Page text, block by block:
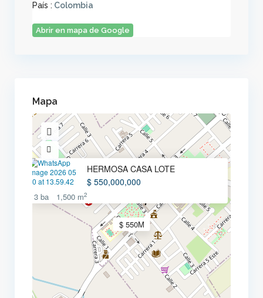
País : Colombia
Abrir en mapa de Google
Mapa
$ 550M
HERMOSA CASA LOTE
$ 550,000,000
3 ba 1,500 m2